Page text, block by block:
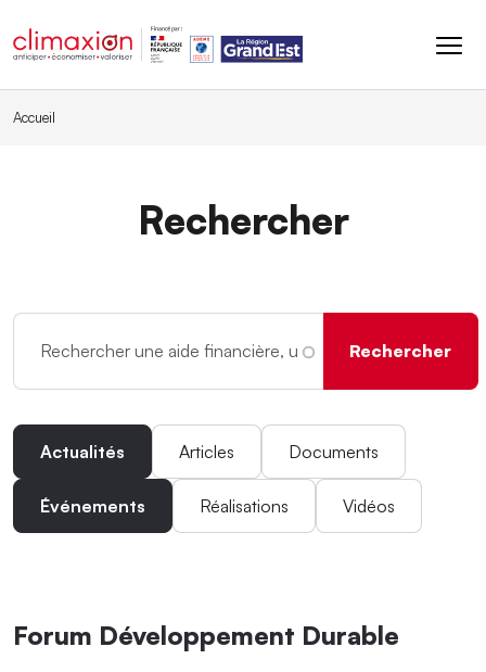
Accueil
Rechercher
Actualités Articles Documents
Événements Réalisations Vidéos
Forum Développement Durable